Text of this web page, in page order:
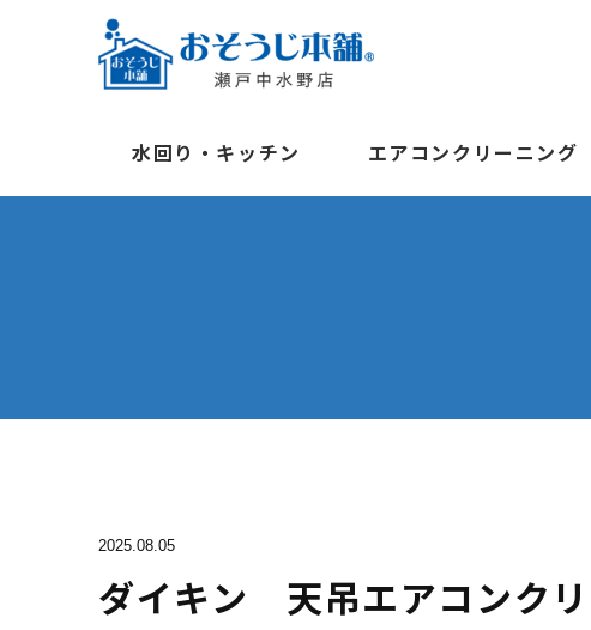
水回り・キッチン エアコンクリーニング
2025.08.05
ダイキン 天吊エアコンク